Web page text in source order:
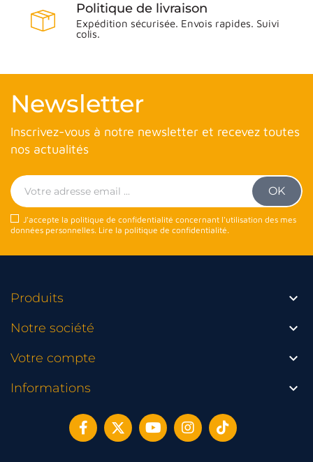
Politique de livraison
Expédition sécurisée. Envois rapides. Suivi
colis.
Newsletter
Inscrivez-vous à notre newsletter et recevez toutes
nos actualités
J'accepte la politique de confidentialité concernant l'utilisation des mes
données personnelles. Lire la politique de confidentialité.
Produits 
Notre société 
Votre compte 
Informations 